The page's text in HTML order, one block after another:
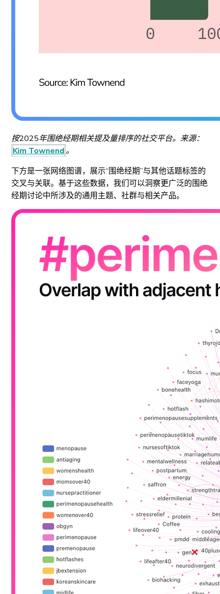
按2025年围绝经期相关提及量排序的社交平台。来源：
Kim Townend 。
下方是一张网络图谱，展示“围绝经期”与其他话题标签的
交叉与关联。基于这些数据，我们可以洞察更广泛的围绝
经期讨论中所涉及的通用主题、社群与相关产品。